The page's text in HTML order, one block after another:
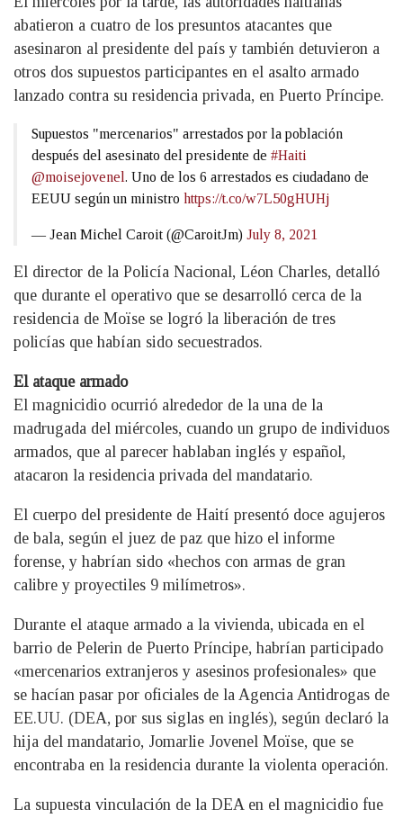
abatieron a cuatro de los presuntos atacantes que
asesinaron al presidente del país y también detuvieron a
otros dos supuestos participantes en el asalto armado
lanzado contra su residencia privada, en Puerto Príncipe.
Supuestos "mercenarios" arrestados por la población
después del asesinato del presidente de #Haiti
@moisejovenel. Uno de los 6 arrestados es ciudadano de
EEUU según un ministro https://t.co/w7L50gHUHj
— Jean Michel Caroit (@CaroitJm) July 8, 2021
El director de la Policía Nacional, Léon Charles, detalló
que durante el operativo que se desarrolló cerca de la
residencia de Moïse se logró la liberación de tres
policías que habían sido secuestrados.
El ataque armado
El magnicidio ocurrió alrededor de la una de la
madrugada del miércoles, cuando un grupo de individuos
armados, que al parecer hablaban inglés y español,
atacaron la residencia privada del mandatario.
El cuerpo del presidente de Haití presentó doce agujeros
de bala, según el juez de paz que hizo el informe
forense, y habrían sido «hechos con armas de gran
calibre y proyectiles 9 milímetros».
Durante el ataque armado a la vivienda, ubicada en el
barrio de Pelerin de Puerto Príncipe, habrían participado
«mercenarios extranjeros y asesinos profesionales» que
se hacían pasar por oficiales de la Agencia Antidrogas de
EE.UU. (DEA, por sus siglas en inglés), según declaró la
hija del mandatario, Jomarlie Jovenel Moïse, que se
encontraba en la residencia durante la violenta operación.
La supuesta vinculación de la DEA en el magnicidio fue